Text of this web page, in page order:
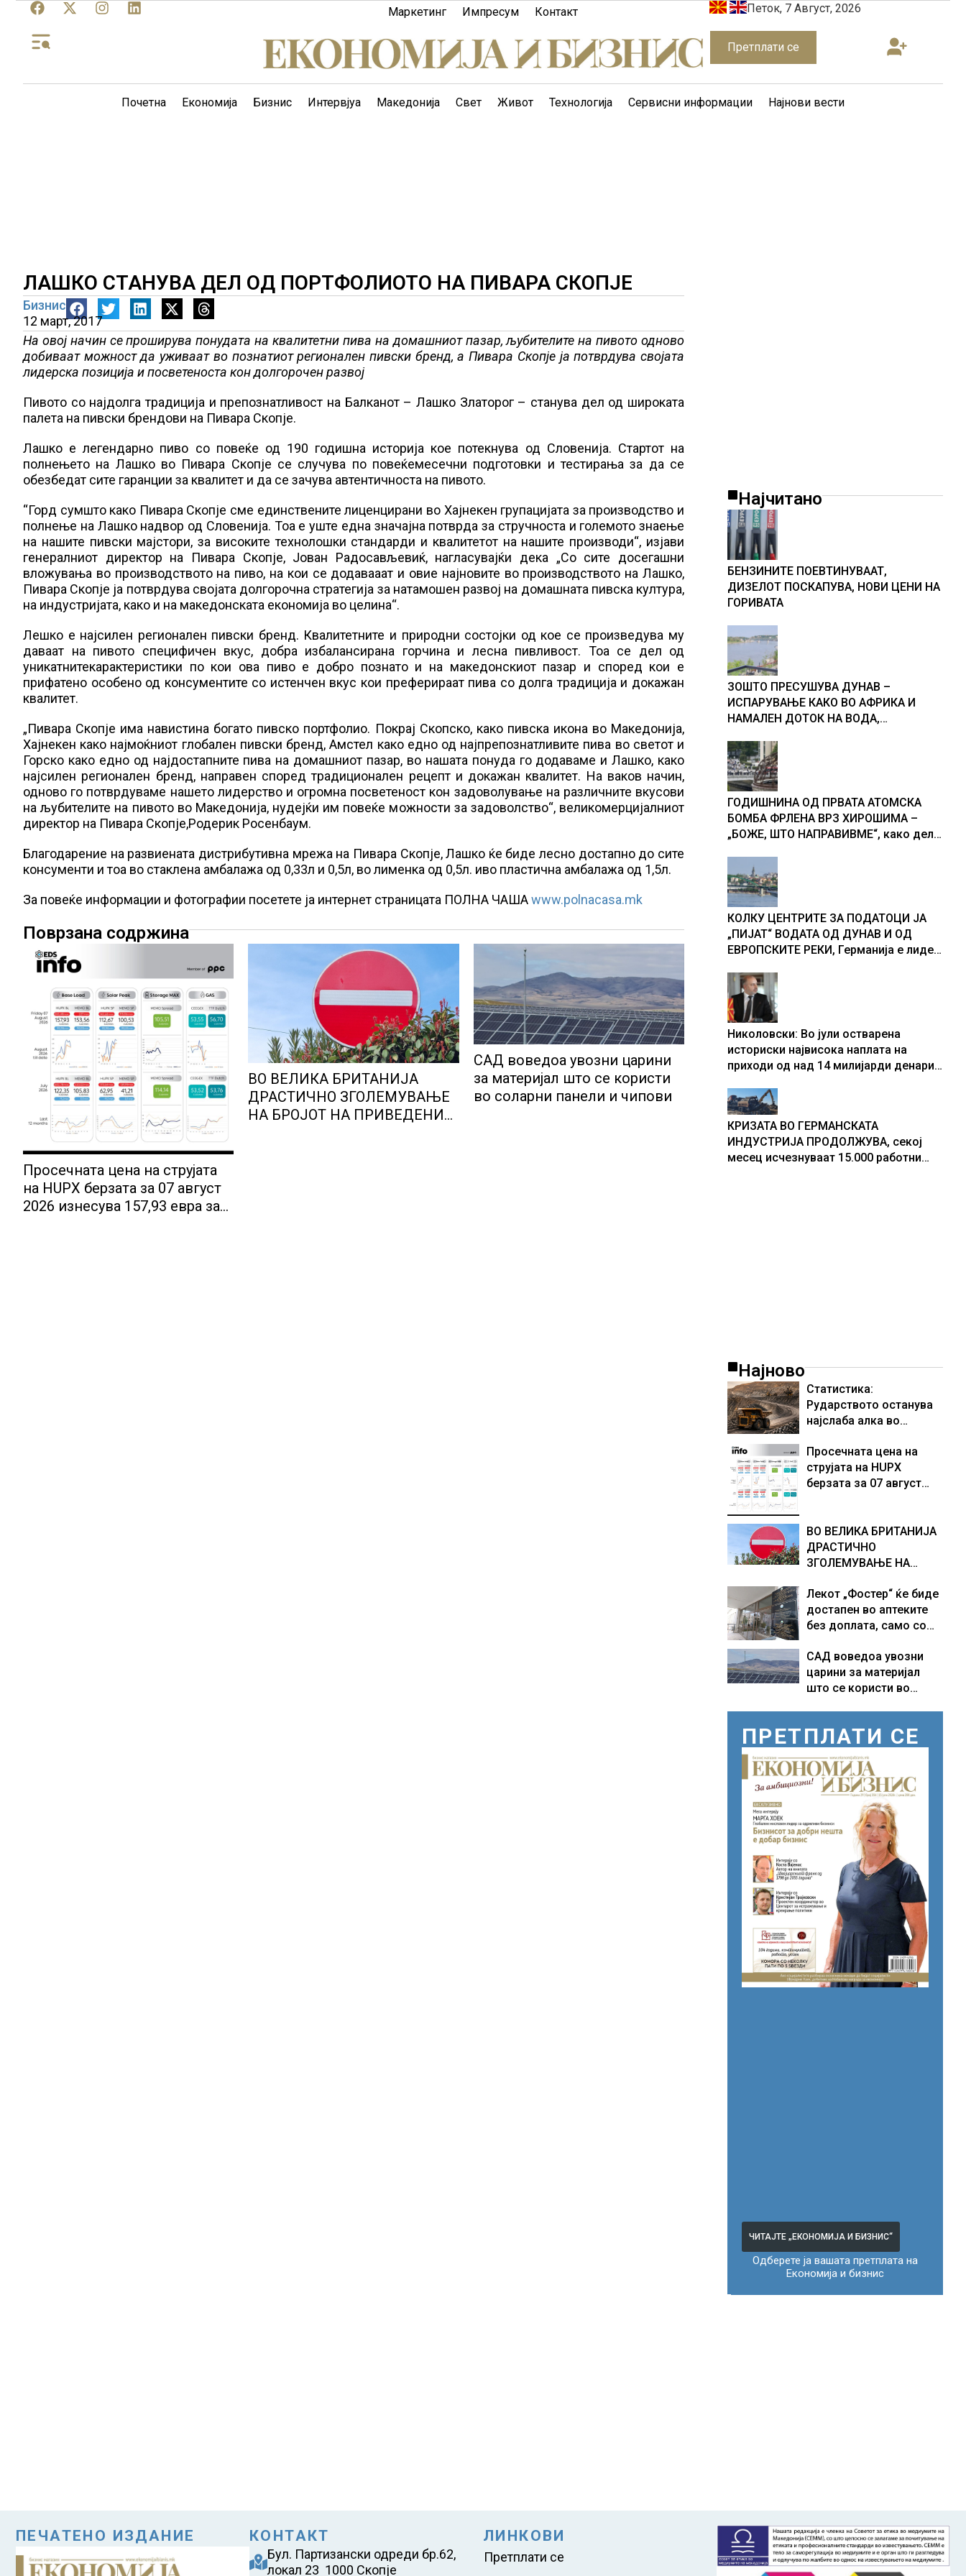
Маркетинг Импресум Контакт Петок, 7 Август, 2026
Претплати се
Почетна Економија Бизнис Интервјуа Македонија Свет Живот Технологија Сервисни информации Најнови вести
ЛАШКО СТАНУВА ДЕЛ ОД ПОРТФОЛИОТО НА ПИВАРА СКОПЈЕ
Бизнис
12 март, 2017
На овој начин се проширува понудата на квалитетни пива на домашниот пазар, љубителите на пивото одново
добиваат можност да уживаат во познатиот регионален пивски бренд, а Пивара Скопје ја потврдува својата
лидерска позиција и посветеноста кон долгорочен развој
Пивото со најдолга традиција и препознатливост на Балканот – Лашко Златорог – станува дел од широката
палета на пивски брендови на Пивара Скопје.
Лашко е легендарно пиво со повеќе од 190 годишна историја кое потекнува од Словенија. Стартот на
полнењето на Лашко во Пивара Скопје се случува по повеќемесечни подготовки и тестирања за да се
обезбедат сите гаранции за квалитет и да се зачува автентичноста на пивото.
“Горд сумшто како Пивара Скопје сме единствените лиценцирани во Хајнекен групацијата за производство и
полнење на Лашко надвор од Словенија. Тоа е уште една значајна потврда за стручноста и големото знаење
на нашите пивски мајстори, за високите технолошки стандарди и квалитетот на нашите производи“, изјави
генералниот директор на Пивара Скопје, Јован Радосављевиќ, нагласувајќи дека „Со сите досегашни
вложувања во производството на пиво, на кои се додавааат и овие најновите во производството на Лашко,
Пивара Скопје ја потврдува својата долгорочна стратегија за натамошен развој на домашната пивска култура,
на индустријата, како и на македонската економија во целина“.
Лешко е најсилен регионален пивски бренд. Квалитетните и природни состојки од кое се произведува му
даваат на пивото специфичен вкус, добра избалансирана горчина и лесна пивливост. Тоа се дел од
уникатнитекарактеристики по кои ова пиво е добро познато и на македонскиот пазар и според кои е
прифатено особено од консументите со истенчен вкус кои преферираат пива со долга традиција и докажан
квалитет.
„Пивара Скопје има навистина богато пивско портфолио. Покрај Скопско, како пивска икона во Македонија,
Хајнекен како најмоќниот глобален пивски бренд, Амстел како едно од најпрепознатливите пива во светот и
Горско како едно од најдостапните пива на домашниот пазар, во нашата понуда го додаваме и Лашко, како
најсилен регионален бренд, направен според традиционален рецепт и докажан квалитет. На ваков начин,
одново го потврдуваме нашето лидерство и огромна посветеност кон задоволување на различните вкусови
на љубителите на пивото во Македонија, нудејќи им повеќе можности за задоволство“, великомерцијалниот
директор на Пивара Скопје,Родерик Росенбаум.
Благодарение на развиената дистрибутивна мрежа на Пивара Скопје, Лашко ќе биде лесно достапно до сите
консументи и тоа во стаклена амбалажа од 0,33л и 0,5л, во лименка од 0,5л. иво пластична амбалажа од 1,5л.
За повеќе информации и фотографии посетете ја интернет страницата ПОЛНА ЧАШАwww.polnacasa.mk
Поврзана содржина
Просечната цена на струјата
на HUPX берзата за 07 август
2026 изнесува 157,93 евра за
ВО ВЕЛИКА БРИТАНИЈА
ДРАСТИЧНО ЗГОЛЕМУВАЊЕ
НА БРОЈОТ НА ПРИВЕДЕНИ
САД воведоа увозни царини
за материјал што се користи
во соларни панели и чипови
Најчитано
БЕНЗИНИТЕ ПОЕВТИНУВААТ,
ДИЗЕЛОТ ПОСКАПУВА, НОВИ ЦЕНИ НА
ГОРИВАТА
ЗОШТО ПРЕСУШУВА ДУНАВ –
ИСПАРУВАЊЕ КАКО ВО АФРИКА И
НАМАЛЕН ДОТОК НА ВОДА,
Србија
ГОДИШНИНА ОД ПРВАТА АТОМСКА
БОМБА ФРЛЕНА ВРЗ ХИРОШИМА –
„БОЖЕ, ШТО НАПРАВИВМЕ“, како дел
учесниците во бомбардирањето го
доживуваа овој настан што го
промени текот на историјата
КОЛКУ ЦЕНТРИТЕ ЗА ПОДАТОЦИ ЈА
„ПИЈАТ“ ВОДАТА ОД ДУНАВ И ОД
ЕВРОПСКИТЕ РЕКИ, Германија е лидер
центри за податоци
Николовски: Во јули остварена
историски највисока наплата на
приходи од над 14 милијарди денари
резултати
КРИЗАТА ВО ГЕРМАНСКАТА
ИНДУСТРИЈА ПРОДОЛЖУВА, секој
месец исчезнуваат 15.000 работни
Најново
Статистика:
Рударството останува
најслаба алка во
потенцијалот за нови
инвестиции
Просечната цена на
струјата на HUPX
берзата за 07 август
МЕМО 153,56 евра за
мегават час
ВО ВЕЛИКА БРИТАНИЈА
ДРАСТИЧНО
ЗГОЛЕМУВАЊЕ НА
РАБОТНИЦИ НА ЦРНО
Лекот „Фостер“ ќе биде
достапен во аптеките
без доплата, само со
партиципација
САД воведоа увозни
царини за материјал
што се користи во
ПРЕТПЛАТИ СЕ
ЧИТАЈТЕ „ЕКОНОМИЈА И БИЗНИС“
Одберете ја вашата претплата на
Економија и бизнис
ПЕЧАТЕНО ИЗДАНИЕ КОНТАКТ
Бул. Партизански одреди бр.62,
локал 23 1000 Скопје
ЛИНКОВИ
Претплати се